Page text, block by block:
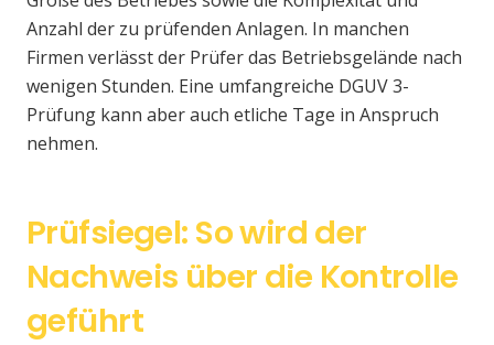
Anzahl der zu prüfenden Anlagen. In manchen
Firmen verlässt der Prüfer das Betriebsgelände nach
wenigen Stunden. Eine umfangreiche DGUV 3-
Prüfung kann aber auch etliche Tage in Anspruch
nehmen.
Prüfsiegel: So wird der
Nachweis über die Kontrolle
geführt